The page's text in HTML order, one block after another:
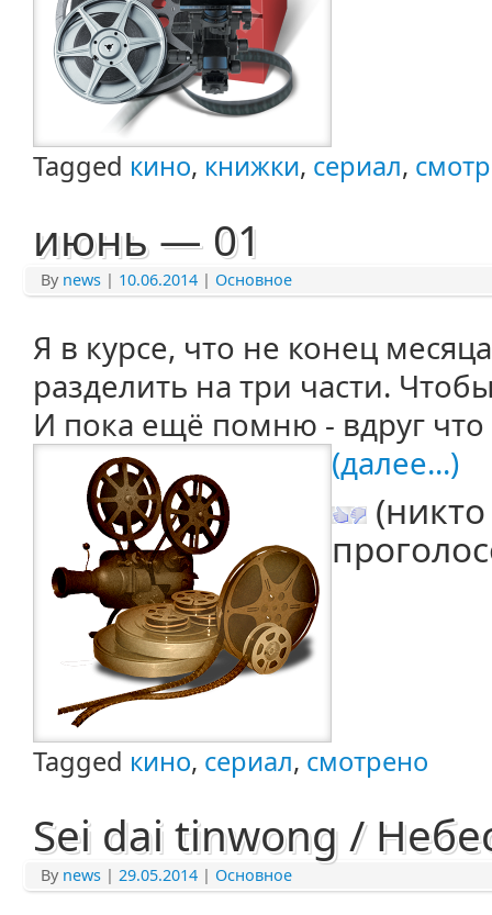
Tagged кино, книжки, сериал,
июнь — 01
By news | 10.06.2014 | Основное
Я в курсе, что не конец
разделить на три части.
И пока ещё помню - вдруг что
(далее...)
Tagged кино, сериал, смотрено
Sei dai tinwong /
By news | 29.05.2014 | Основное